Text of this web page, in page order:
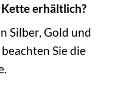
erhältlich?
Silber, Gold und
Sie die